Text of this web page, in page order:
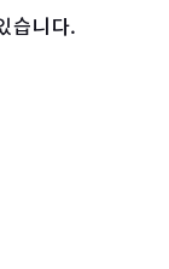
습니다.